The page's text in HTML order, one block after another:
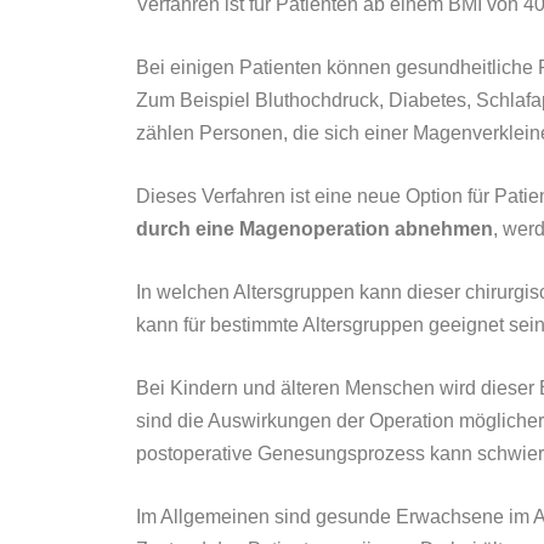
Verfahren ist für Patienten ab einem BMI von
Bei einigen Patienten können gesundheitliche
Zum Beispiel Bluthochdruck, Diabetes,
zählen Personen, die sich einer
Dieses Verfahren ist eine neue Option für
durch eine Magenoperation abnehmen,
In welchen Altersgruppen kann dieser
kann für bestimmte Altersgruppen geeignet
Bei Kindern und älteren Menschen wird
sind die Auswirkungen der Operation
postoperative Genesungsprozess kann
Im Allgemeinen sind gesunde Erwachsene